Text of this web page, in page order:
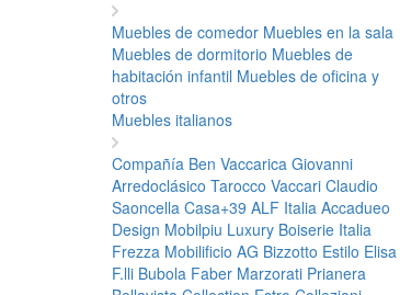
Muebles de comedor Muebles en la sala
Muebles de dormitorio Muebles de
habitación infantil Muebles de oficina y
otros
Muebles italianos
Compañía Ben Vaccarica Giovanni
Arredoclásico Tarocco Vaccari Claudio
Saoncella Casa+39 ALF Italia Accadueo
Design Mobilpiu Luxury Boiserie Italia
Frezza Mobilificio AG Bizzotto Estilo Elisa
F.lli Bubola Faber Marzorati Prianera